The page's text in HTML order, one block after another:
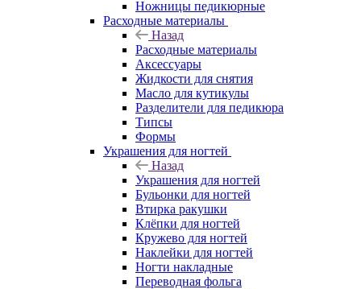
Ножницы педикюрные
Расходные материалы
Назад
Расходные материалы
Аксессуары
Жидкости для снятия
Масло для кутикулы
Разделители для педикюра
Типсы
Формы
Украшения для ногтей
Назад
Украшения для ногтей
Бульонки для ногтей
Втирка ракушки
Клёпки для ногтей
Кружево для ногтей
Наклейки для ногтей
Ногти накладные
Переводная фольга